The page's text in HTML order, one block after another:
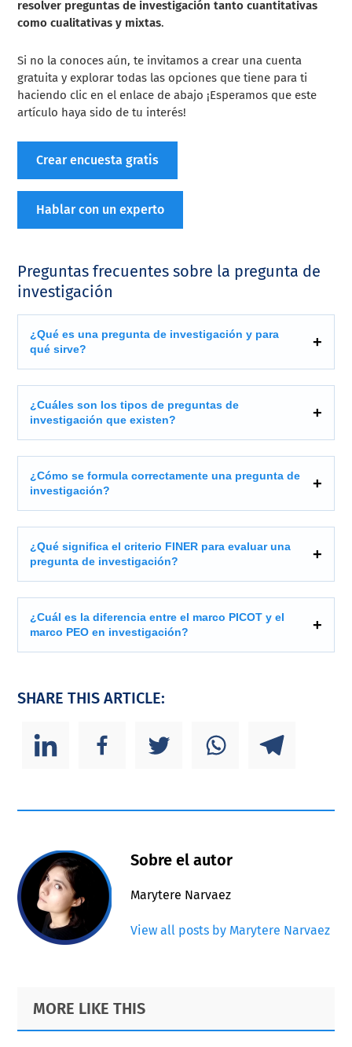
resolver preguntas de investigación tanto cuantitativas
como cualitativas y mixtas.
Si no la conoces aún, te invitamos a crear una cuenta
gratuita y explorar todas las opciones que tiene para ti
haciendo clic en el enlace de abajo ¡Esperamos que este
artículo haya sido de tu interés!
Crear encuesta gratis
Hablar con un experto
Preguntas frecuentes sobre la pregunta de
investigación
¿Qué es una pregunta de investigación y para
qué sirve?
¿Cuáles son los tipos de preguntas de
investigación que existen?
¿Cómo se formula correctamente una pregunta de
investigación?
¿Qué significa el criterio FINER para evaluar una
pregunta de investigación?
¿Cuál es la diferencia entre el marco PICOT y el
marco PEO en investigación?
SHARE THIS ARTICLE:
Sobre el autor
Marytere Narvaez
View all posts by Marytere Narvaez
Primary
Sidebar
Footer
MORE LIKE THIS